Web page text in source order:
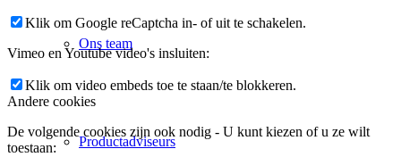
Ons team
Productadviseurs
Klik om Google reCaptcha in- of uit te schakelen.
Vimeo en Youtube video's insluiten:
Klik om video embeds toe te staan/te blokkeren.
Andere cookies
De volgende cookies zijn ook nodig - U kunt kiezen of u ze wilt
toestaan: